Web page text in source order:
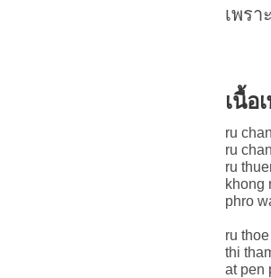
เพร
เนื้อ
ru
ru
ru
khong
phro
ru
thi
at pen